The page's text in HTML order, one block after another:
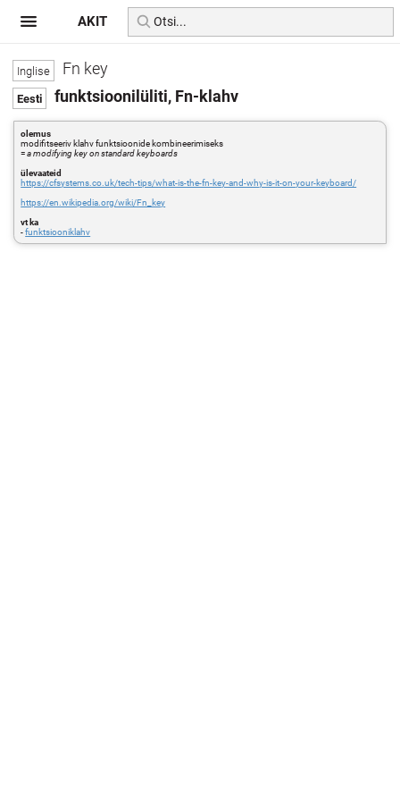
Fn key
funktsioonilüliti, Fn-klahv
olemus
modifitseeriv klahv funktsioonide kombineerimiseks
=a modifying key on standard keyboards
ülevaateid
https://cfsystems.co.uk/tech-tips/what-is-the-fn-key-and-why-is-it-on-your-keyboard/
https://en.wikipedia.org/wiki/Fn_key
vt ka
-funktsiooniklahv
AKIT